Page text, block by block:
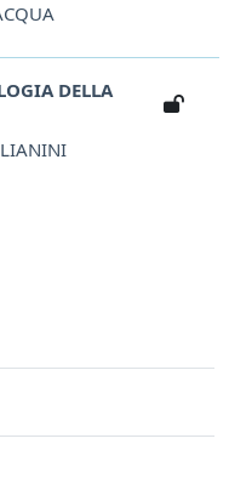
DELLA